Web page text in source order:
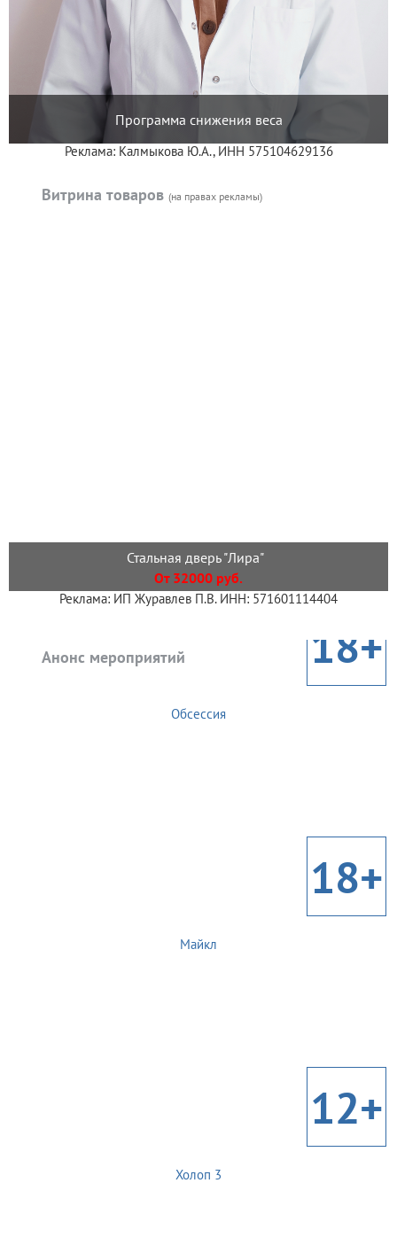
Программа снижения веса
Реклама: Калмыкова Ю.А., ИНН 575104629136
Витрина товаров (на правах рекламы)
Стальная дверь "Лира"
От 32000 руб.
Реклама: ИП Журавлев П.В. ИНН: 571601114404
Анонс мероприятий 18+
Обсессия
18+
Майкл
12+
Холоп 3